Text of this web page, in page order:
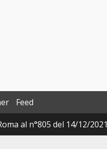
Feed
al n°805 del 14/12/2021